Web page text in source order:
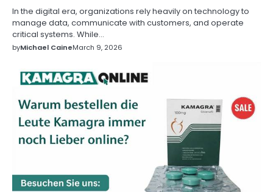
In the digital era, organizations rely heavily on technology to
manage data, communicate with customers, and operate
critical systems. While…
byMichael CaineMarch 9, 2026